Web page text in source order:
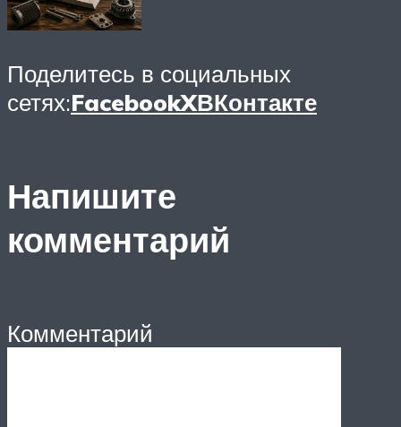
Поделитесь в социальных
сетях:FacebookXВКонтакте
Напишите
комментарий
Комментарий